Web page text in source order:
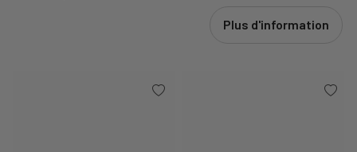
Plus d'information